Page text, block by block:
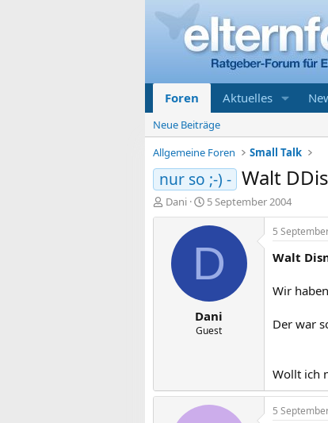
Foren Aktuelles
Neue Beiträge
Allgemeine Foren
Small Talk
nur so ;-) - Walt
E
r
Dani
E
r
s
l
t
a
m
5 September 2004
D
Dani
Guest
5
Walt
Wir
Der war
Wollt ich
5